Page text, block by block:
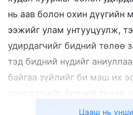
нь аав болон охин дүүгийн
ээжийг улам унтууцуулж,
удирдагчийг бидний төлөө
тэд бидний нүдийг
байгаа зүйлийг би маш их
удирдагчийг бидний төлөө
бид юу ч хэлсэнгүй. Гэхдээ
Цааш нь